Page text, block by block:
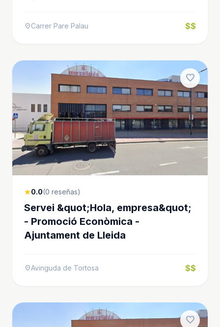
location_onCarrer Pare Palau $$
favorite
star0.0(0 reseñas)
Servei &quot;Hola, empresa&quot;
- Promoció Econòmica -
Ajuntament de Lleida
location_onAvinguda de Tortosa $$
favorite